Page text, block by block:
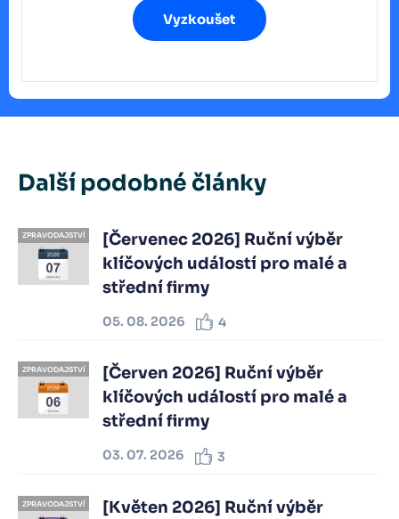
Vyzkoušet
Další podobné články
ZPRAVODAJSTVÍ
[Červenec 2026] Ruční výběr
klíčových událostí pro malé a
střední firmy
05. 08. 2026 4
ZPRAVODAJSTVÍ
[Červen 2026] Ruční výběr
klíčových událostí pro malé a
střední firmy
03. 07. 2026 3
ZPRAVODAJSTVÍ
[Květen 2026] Ruční výběr